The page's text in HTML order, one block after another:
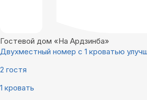
Гостевой дом «На Ардзинба»
Двухместный номер с 1 кроватью
2 гостя
1 кровать